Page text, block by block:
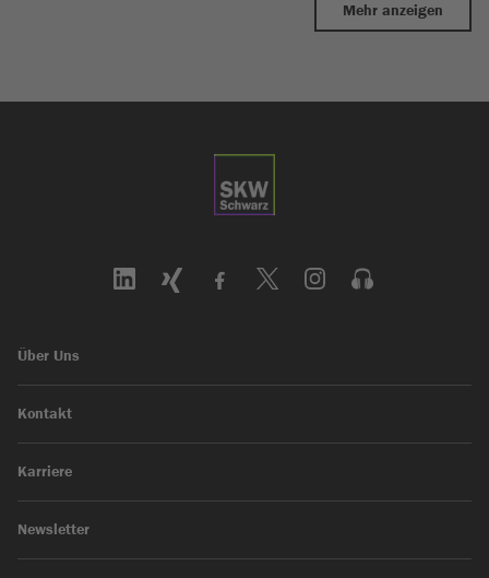
Mehr anzeigen
Über Uns
Kontakt
Karriere
Newsletter